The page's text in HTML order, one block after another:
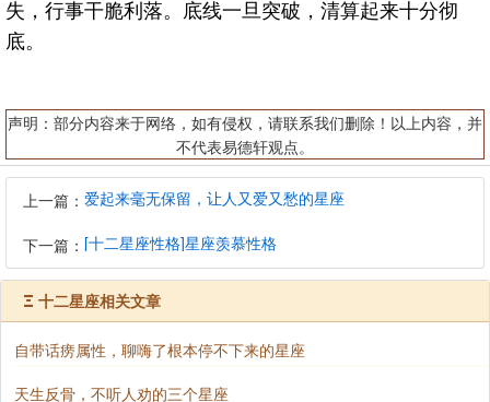
失，行事干脆利落。底线一旦突破，清算起来十分彻
底。
声明：部分内容来于网络，如有侵权，请联系我们删除！以上内容，并
不代表易德轩观点。
上一篇： 爱起来毫无保留，让人又爱又愁的星座
下一篇： [十二星座性格]星座羡慕性格
Ξ 十二星座相关文章
自带话痨属性，聊嗨了根本停不下来的星座
天生反骨，不听人劝的三个星座